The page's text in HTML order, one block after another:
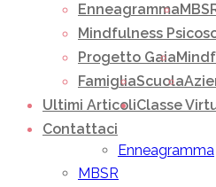
Enneagramma
Mindfulness
Progetto Gaia
FamigliaScuola
Ultimi ArticoliClasse
Contattaci
Enneagramma
MBSR